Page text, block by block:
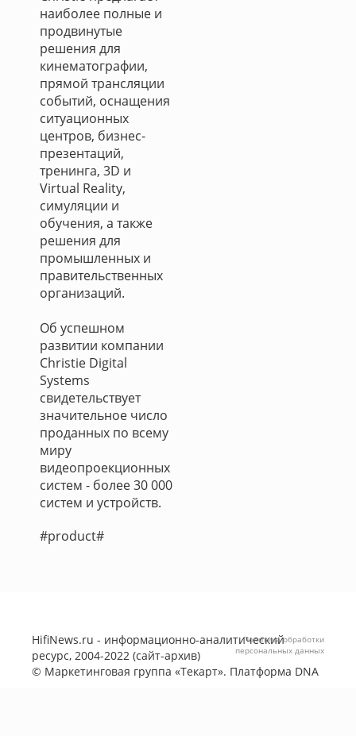
наиболее полные и
продвинутые
решения для
кинематографии,
прямой трансляции
событий, оснащения
ситуационных
центров, бизнес-
презентаций,
тренинга, 3D и
Virtual Reality,
симуляции и
обучения, а также
решения для
промышленных и
правительственных
организаций.
Об успешном
развитии компании
Christie Digital
Systems
свидетельствует
значительное число
проданных по всему
миру
видеопроекционных
систем - более 30 000
систем и устройств.
#product#
HifiNews.ru - информационно-аналитический
ресурс, 2004-2022 (сайт-архив)
© Маркетинговая группа «Текарт». Платформа DNA
Политика обработки
персональных данных